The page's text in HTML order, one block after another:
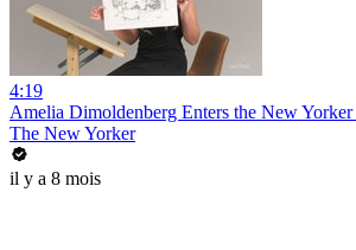
4:19
Amelia Dimoldenberg Enters the New
The New Yorker
il y a 8 mois